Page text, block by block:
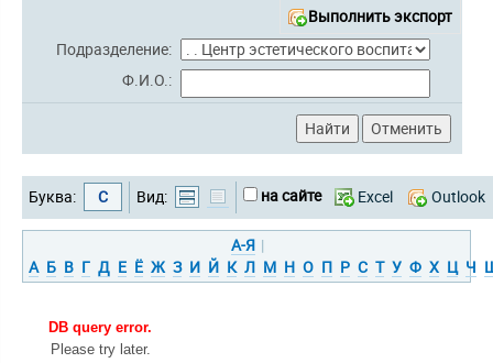
Выполнить экспорт
Подразделение:
Ф.И.О.:
Буква: С Вид: на сайте Excel Outlook
А-Я |
А Б В Г Д Е Ё Ж З И Й К Л М Н О П Р С Т У Ф Х Ц Ч
DB query error.
Please try later.